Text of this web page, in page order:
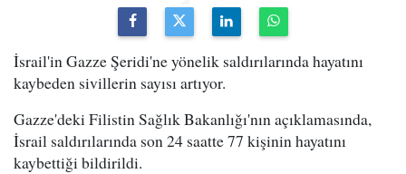
İsrail'in Gazze Şeridi'ne yönelik saldırılarında hayatını
kaybeden sivillerin sayısı artıyor.
Gazze'deki Filistin Sağlık Bakanlığı'nın açıklamasında,
İsrail saldırılarında son 24 saatte 77 kişinin hayatını
kaybettiği bildirildi.